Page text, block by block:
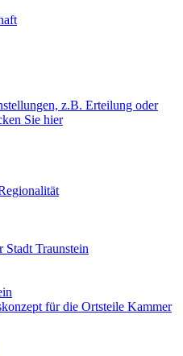
z.B. Erteilung oder
Sie hier
Traunstein
für die Ortsteile Kammer